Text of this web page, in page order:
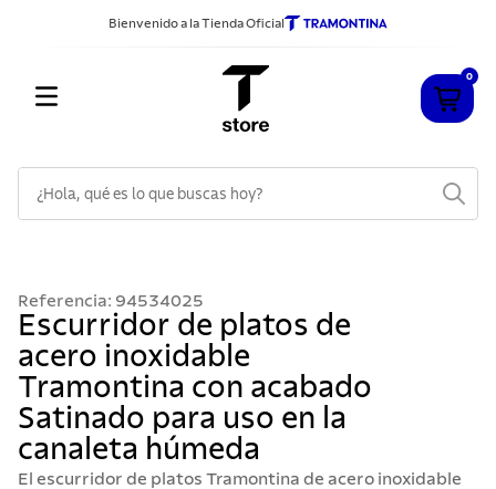
Bienvenido a la Tienda Oficial
0
Referencia: 94534025
Escurridor de platos de
acero inoxidable
Tramontina con acabado
Satinado para uso en la
canaleta húmeda
El escurridor de platos Tramontina de acero inoxidable
2.
sarten
3.
cubiertos
4 .
ollas
5.
acero inoxidable
6.
grano